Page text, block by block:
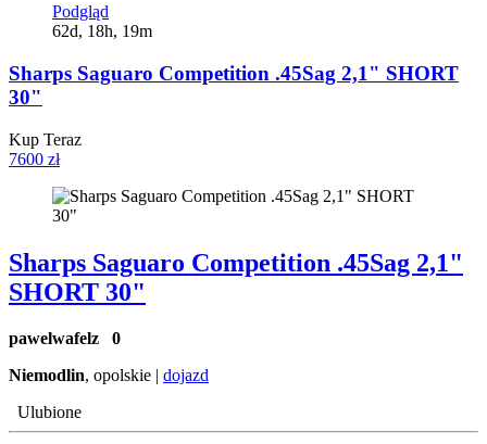
Podgląd
62d, 18h, 19m
Sharps Saguaro Competition .45Sag 2,1" SHORT
30"
Kup Teraz
7600 zł
Sharps Saguaro Competition .45Sag 2,1"
SHORT 30"
pawelwafelz 0
Niemodlin, opolskie | dojazd
Ulubione